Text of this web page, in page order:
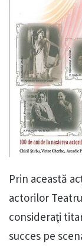
Prin această
actorilor
consideraţi
succes pe